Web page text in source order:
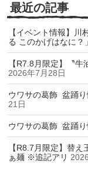
最近の記事
【イベント情報】
る このかげはなに？」
【R7.8月限定】〝
2026年7月28日
ウワサの葛飾 盆踊
21日
ウワサの葛飾 盆踊
【R8.7月限定】替
ぁ麺 ※追記アリ